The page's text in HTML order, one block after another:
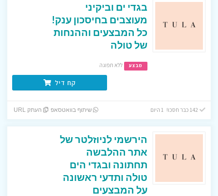
בגדי ים וביקיני
מעוצבים בחיסכון ענק!
כל המבצעים וההנחות
של טולה
מבצע ללא תפוגה
קח דיל
שיתוף בוואטסאפ העתק URL
הירשמי לניוזלטר של
אתר ההלבשה
תחתונה ובגדי הים
טולה ותדעי ראשונה
על המבצעים